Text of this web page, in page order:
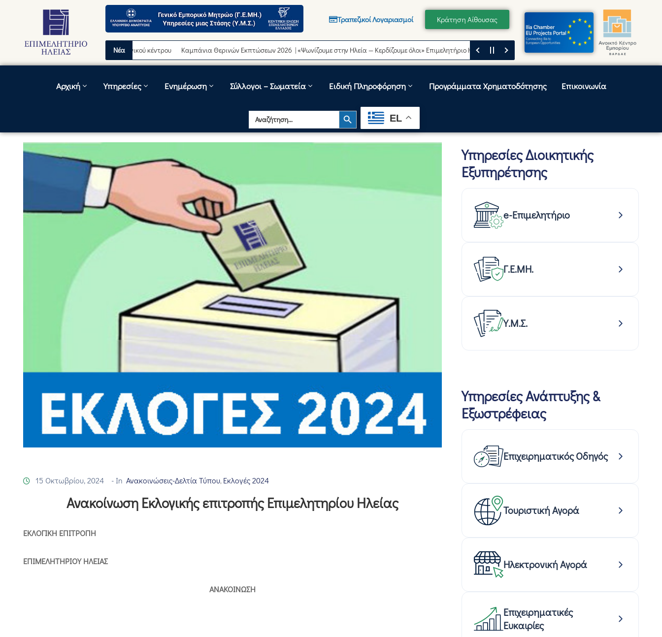
Τραπεζικοί Λογαριασμοί Κράτηση Αίθουσας
Νέα
διακοπή λειτουργίας τηλεφωνικού κέντρου Καμπάνια Θερινών Εκπτώσεων 2026 | «Ψωνίζουμε στην Ηλεία — Κερδίζουμε όλοι» Επιμελητήριο Ηλείας Μήνυμα του Προέδρου του Επιμελητηρίου Ηλείας,
Αρχική Υπηρεσίες Ενημέρωση Σύλλογοι – Σωματεία Ειδική Πληροφόρηση Προγράμματα Χρηματοδότησης Επικοινωνία
Search
for:
Search Button
EL
15 Οκτωβρίου, 2024 - In Ανακοινώσεις-Δελτία Τύπου‚ Εκλογές 2024
Ανακοίνωση Εκλογικής επιτροπής Επιμελητηρίου Ηλείας
ΕΚΛΟΓΙΚΗ ΕΠΙΤΡΟΠΗ
ΕΠΙΜΕΛΗΤΗΡΙΟΥ ΗΛΕΙΑΣ
ΑΝΑΚΟΙΝΩΣΗ
Υπηρεσίες Διοικητικής
Εξυπηρέτησης
e-Επιμελητήριο
Γ.Ε.ΜΗ.
Υ.Μ.Σ.
Υπηρεσίες Ανάπτυξης &
Εξωστρέφειας
Επιχειρηματικός Οδηγός
Τουριστική Αγορά
Ηλεκτρονική Αγορά
Επιχειρηματικές
Ευκαιρίες